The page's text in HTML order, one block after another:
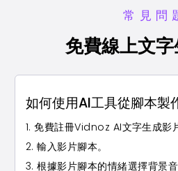
常見問
免費線上文
如何使用AI工具從腳本製
1. 免費註冊Vidnoz AI文字生成影
2. 輸入影片腳本。
3. 根據影片腳本的情緒選擇背景音